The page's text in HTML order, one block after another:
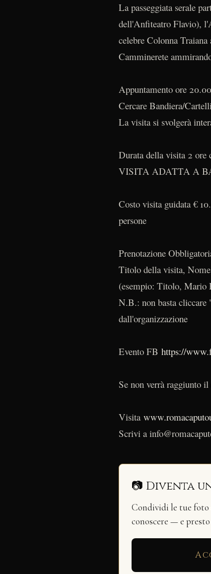
La passeggiata serale
dell'Anfiteatro Flavio),
celebre Colonna
Camminerete
Appuntamento ore
Cercare Bandiera/
La visita si svolgerà
Durata della visita 2 ore
VISITA ADATTA A
Costo visita guidata €
persone
Prenotazione
Titolo della visita,
(esempio: Titolo, Mario
N.B.: non basta
dall'organizzazione
Evento FB https://
Se non verrà raggiunto
Visita
Scrivi a
📷 Diventa
Condividi le tue foto
conoscere — e